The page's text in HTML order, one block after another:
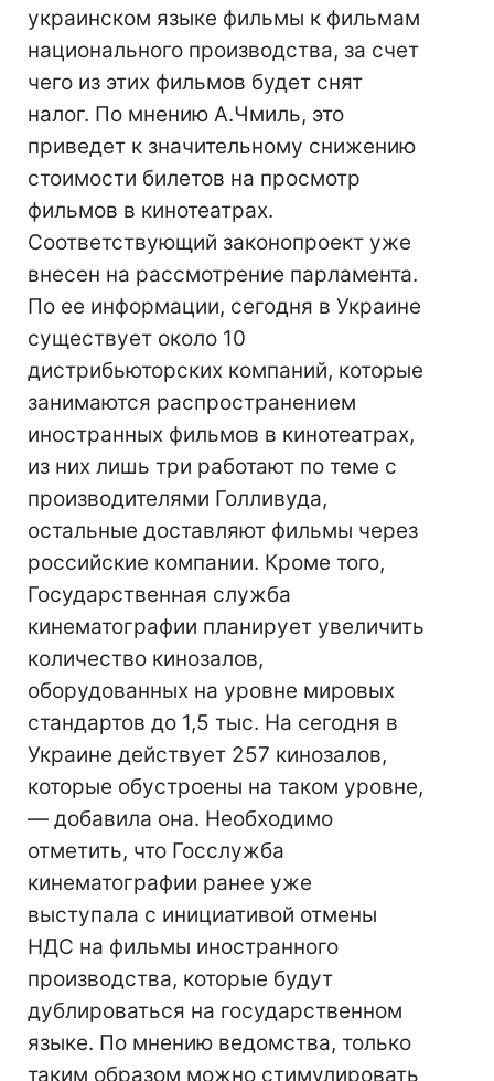
украинском языке фильмы к фильмам
национального производства, за счет
чего из этих фильмов будет снят
налог. По мнению А.Чмиль, это
приведет к значительному снижению
стоимости билетов на просмотр
фильмов в кинотеатрах.
Соответствующий законопроект уже
внесен на рассмотрение парламента.
По ее информации, сегодня в Украине
существует около 10
дистрибьюторских компаний, которые
занимаются распространением
иностранных фильмов в кинотеатрах,
из них лишь три работают по теме с
производителями Голливуда,
остальные доставляют фильмы через
российские компании. Кроме того,
Государственная служба
кинематографии планирует увеличить
количество кинозалов,
оборудованных на уровне мировых
стандартов до 1,5 тыс. На сегодня в
Украине действует 257 кинозалов,
которые обустроены на таком уровне,
— добавила она. Необходимо
отметить, что Госслужба
кинематографии ранее уже
выступала с инициативой отмены
НДС на фильмы иностранного
производства, которые будут
дублироваться на государственном
языке. По мнению ведомства, только
таким образом можно стимулировать